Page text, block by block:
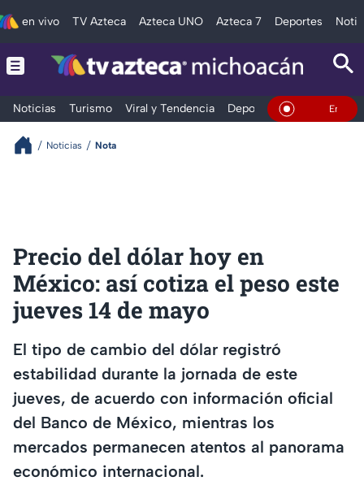
en vivo TV Azteca Azteca UNO Azteca 7 Deportes
Noticias Turismo Viral y Tendencia Deportes Espectáculos
En Vivo
Noticias Nota
Precio del dólar hoy en
México: así cotiza el peso este
jueves 14 de mayo
El tipo de cambio del dólar registró
estabilidad durante la jornada de este
jueves, de acuerdo con información oficial
del Banco de México, mientras los
mercados permanecen atentos al panorama
económico internacional.